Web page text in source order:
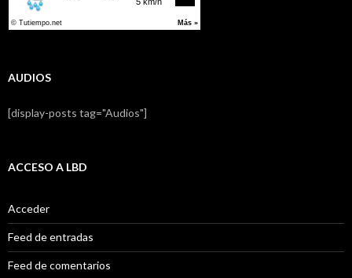
AUDIOS
[display-posts tag="Audios"]
ACCESO A LBD
Acceder
Feed de entradas
Feed de comentarios